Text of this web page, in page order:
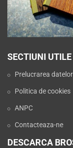
SECTIUNI UTILE
Prelucrarea
Politica de cookies
ANPC
Contacteaza-ne
DESCARCA